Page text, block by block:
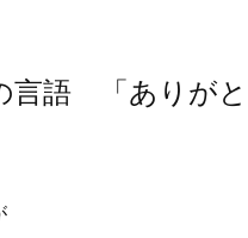
言語 「ありがと